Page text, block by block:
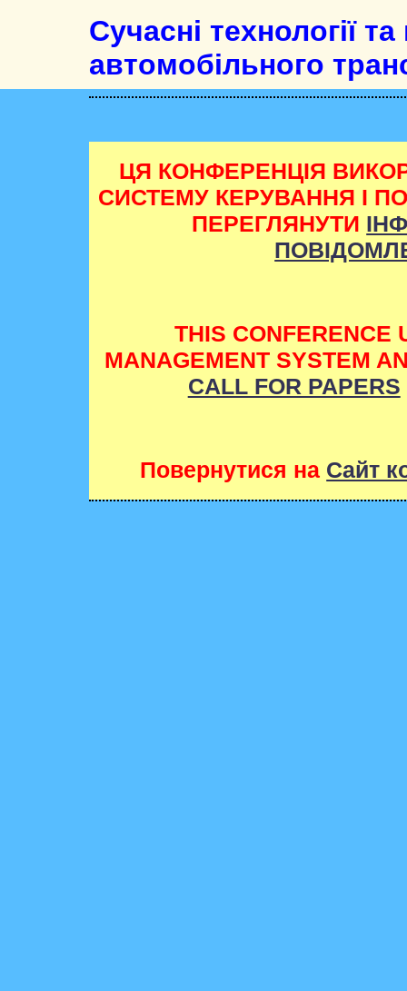
Сучасні технології
автомобільного
ЦЯ КОНФЕРЕНЦІЯ
СИСТЕМУ КЕРУВАННЯ І
ПЕРЕГЛЯНУТИ
THIS CONFERENCE
MANAGEMENT SYSTEM
CALL FOR PAPERS
Повернутися на Сайт